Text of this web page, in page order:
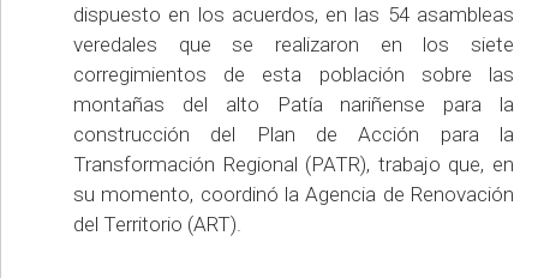
dispuesto en los acuerdos, en las 54 asambleas
veredales que se realizaron en los siete
corregimientos de esta población sobre las
montañas del alto Patía nariñense para la
construcción del Plan de Acción para la
Transformación Regional (PATR), trabajo que, en
su momento, coordinó la Agencia de Renovación
del Territorio (ART).